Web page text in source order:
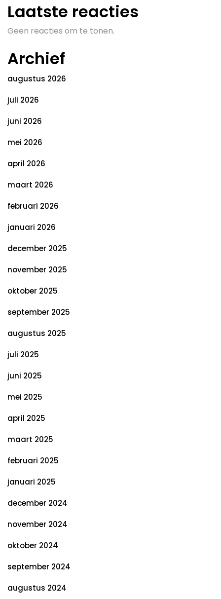
Laatste reacties
Geen reacties om te tonen.
Archief
augustus 2026
juli 2026
juni 2026
mei 2026
april 2026
maart 2026
februari 2026
januari 2026
december 2025
november 2025
oktober 2025
september 2025
augustus 2025
juli 2025
juni 2025
mei 2025
april 2025
maart 2025
februari 2025
januari 2025
december 2024
november 2024
oktober 2024
september 2024
augustus 2024